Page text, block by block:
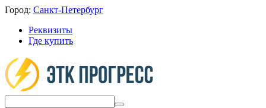
Город: Санкт-Петербург
Реквизиты
Где купить